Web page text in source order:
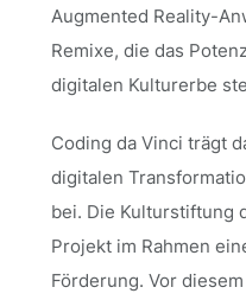
Augmented Reality-
Remixe, die das
digitalen Kulturerbe
Coding da Vinci trägt
digitalen
bei. Die Kulturstiftung
Projekt im Rahmen
Förderung. Vor